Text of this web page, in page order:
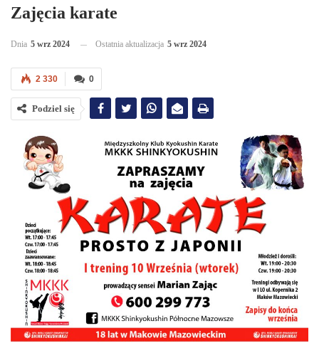
Zajęcia karate
Dnia 5 wrz 2024 Ostatnia aktualizacja 5 wrz 2024
0
2 330
Podziel się